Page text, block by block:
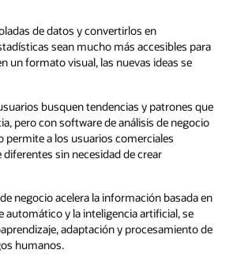
de datos y convertirlos en
sean mucho más accesibles para
un formato visual, las nuevas ideas se
busquen tendencias y patrones que
pero con software de análisis de negocio
permite a los usuarios comerciales
sin necesidad de crear
negocio acelera la información basada en
automático y la inteligencia artificial, se
adaptación y procesamiento de
humanos.